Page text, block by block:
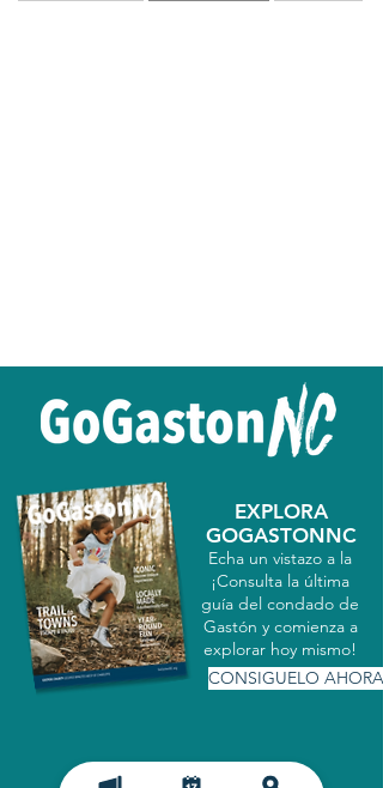
EXPLORA
GOGASTONNC
Echa un vistazo a la
¡Consulta la última
guía del condado de
Gastón y comienza a
explorar hoy mismo!
CONSIGUELO AHORA